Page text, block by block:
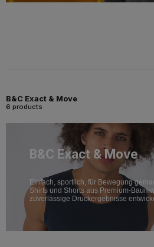
B&C Exact & Move
6 products
B&C Exact & Move
Einfach, sportlich, für Bewegung
Shirts und Shorts aus Premium-
zuverlässige Druckergebnisse